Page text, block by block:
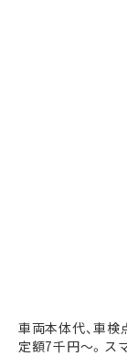
車両本体代、車
定額7千円〜。ス